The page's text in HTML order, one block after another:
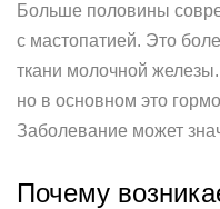
Больше половины
с мастопатией. Это
ткани молочной
но в основном это
Заболевание может
Почему